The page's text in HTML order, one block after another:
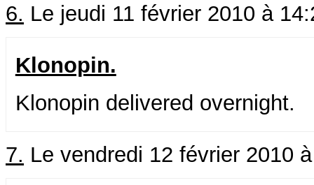
6. Le jeudi 11 février 2010 à
Klonopin.
Klonopin delivered overnight.
7. Le vendredi 12 février 2010